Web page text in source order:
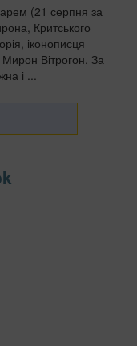
(21 серпня за
Критського
іконописця
Вітрогон. За
і ...